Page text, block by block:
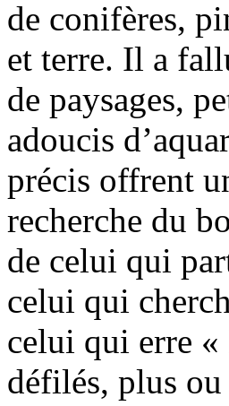
de conifères,
et terre. Il a
de paysages,
adoucis
précis offrent
recherche du
de celui qui
celui qui
celui qui erre «
défilés, plus